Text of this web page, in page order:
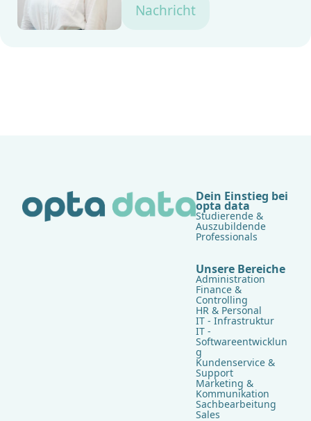
Nachricht
Dein Einstieg bei
opta data
Studierende &
Auszubildende
Professionals
Unsere Bereiche
Administration
Finance &
Controlling
HR & Personal
IT - Infrastruktur
IT -
Softwareentwicklun
g
Kundenservice &
Support
Marketing &
Kommunikation
Sachbearbeitung
Sales